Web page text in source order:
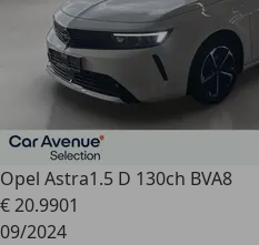
Opel Astra1.5 D 130ch BVA8
€ 20.9901
09/2024